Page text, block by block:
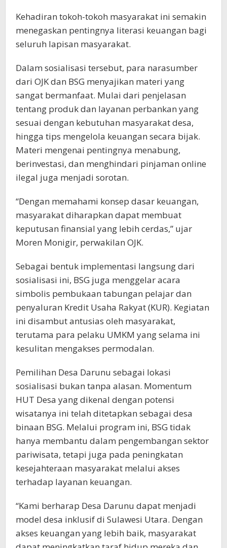
Kehadiran tokoh-tokoh masyarakat ini semakin
menegaskan pentingnya literasi keuangan bagi
seluruh lapisan masyarakat.
Dalam sosialisasi tersebut, para narasumber
dari OJK dan BSG menyajikan materi yang
sangat bermanfaat. Mulai dari penjelasan
tentang produk dan layanan perbankan yang
sesuai dengan kebutuhan masyarakat desa,
hingga tips mengelola keuangan secara bijak.
Materi mengenai pentingnya menabung,
berinvestasi, dan menghindari pinjaman online
ilegal juga menjadi sorotan.
“Dengan memahami konsep dasar keuangan,
masyarakat diharapkan dapat membuat
keputusan finansial yang lebih cerdas,” ujar
Moren Monigir, perwakilan OJK.
Sebagai bentuk implementasi langsung dari
sosialisasi ini, BSG juga menggelar acara
simbolis pembukaan tabungan pelajar dan
penyaluran Kredit Usaha Rakyat (KUR). Kegiatan
ini disambut antusias oleh masyarakat,
terutama para pelaku UMKM yang selama ini
kesulitan mengakses permodalan.
Pemilihan Desa Darunu sebagai lokasi
sosialisasi bukan tanpa alasan. Momentum
HUT Desa yang dikenal dengan potensi
wisatanya ini telah ditetapkan sebagai desa
binaan BSG. Melalui program ini, BSG tidak
hanya membantu dalam pengembangan sektor
pariwisata, tetapi juga pada peningkatan
kesejahteraan masyarakat melalui akses
terhadap layanan keuangan.
“Kami berharap Desa Darunu dapat menjadi
model desa inklusif di Sulawesi Utara. Dengan
akses keuangan yang lebih baik, masyarakat